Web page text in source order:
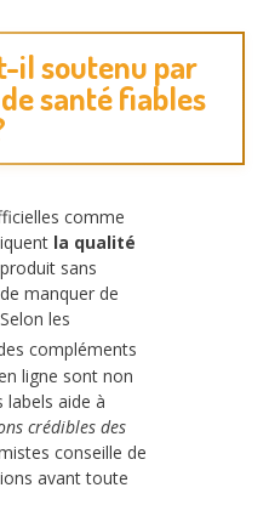
il soutenu par
santé fiables
comme
la qualité
sans
manquer de
les
compléments
ligne sont non
labels aide à
crédibles des
conseille de
avant toute